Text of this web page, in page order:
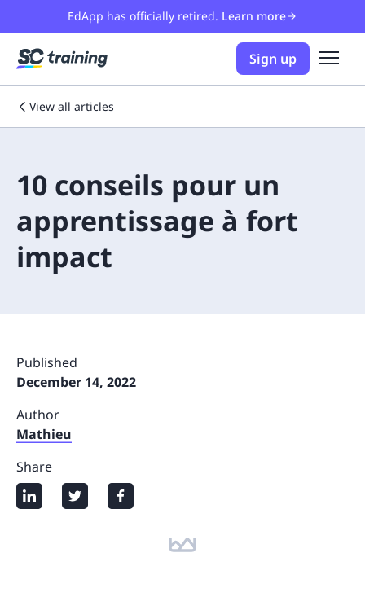
EdApp has officially retired. Learn more
Sign up
View all articles
10 conseils pour un
apprentissage à fort
impact
Published
December 14, 2022
Author
Mathieu
Share